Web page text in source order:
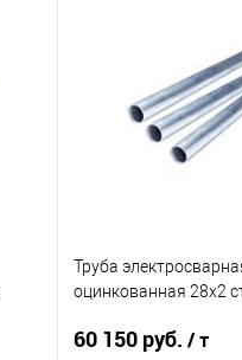
Труба
оцинкованная 28х2
60 150 руб./ т